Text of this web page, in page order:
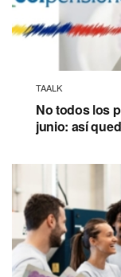
TAALK
No todos los
junio: así